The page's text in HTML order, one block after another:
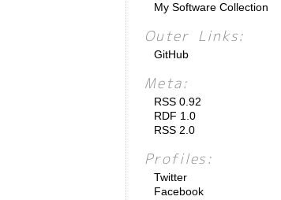
My Software Collection
Outer Links:
GitHub
Meta:
RSS 0.92
RDF 1.0
RSS 2.0
Profiles:
Twitter
Facebook